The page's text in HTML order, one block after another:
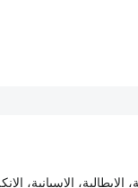
الإسبانية،